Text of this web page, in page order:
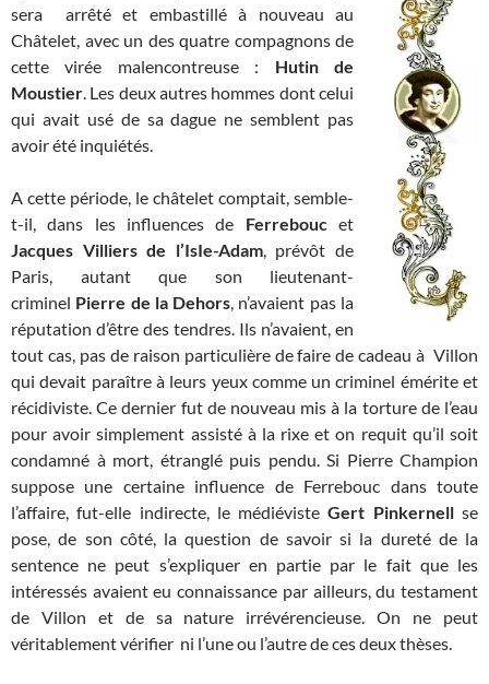
sera arrêté et embastillé à nouveau au
Châtelet, avec un des quatre compagnons de
cette virée malencontreuse : Hutin de
Moustier. Les deux autres hommes dont celui
qui avait usé de sa dague ne semblent pas
avoir été inquiétés.
A cette période, le châtelet comptait, semble-
t-il, dans les influences de Ferreboucet
Jacques Villiers de l’IsIe-Adam, prévôt de
Paris, autant que son lieutenant-
criminel Pierre de la Dehors, n’avaient pas la
réputation d’être des tendres. Ils n’avaient, en
tout cas, pas de raison particulière de faire de cadeau à Villon
qui devait paraître à leurs yeux comme un criminel émérite et
récidiviste. Ce dernier fut de nouveau mis à la torture de l’eau
pour avoir simplement assisté à la rixe et on requit qu’il soit
condamné à mort, étranglé puis pendu. Si Pierre Champion
suppose une certaine influence de Ferrebouc dans toute
l’affaire, fut-elle indirecte, le médiévisteGert Pinkernellse
pose, de son côté, la question de savoir si la dureté de la
sentence ne peut s’expliquer en partie par le fait que les
intéressés avaient eu connaissance par ailleurs, du testament
de Villon et de sa nature irrévérencieuse. On ne peut
véritablement vérifier ni l’une ou l’autre de ces deux thèses.